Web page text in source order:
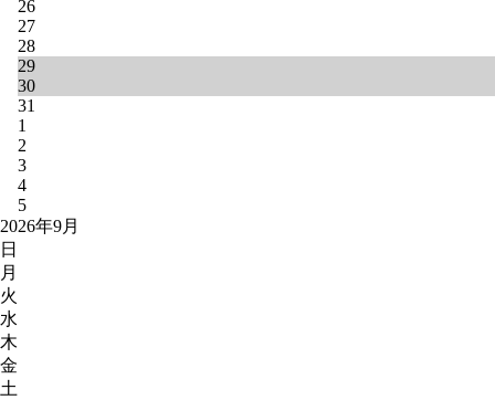
26
27
28
29
30
31
1
2
3
4
5
2026年9月
日
月
火
水
木
金
土